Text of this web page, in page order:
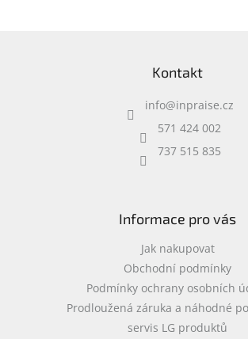
c
í
r
v
y
i
s
u
Kontakt
info@inpraise.cz
571 424 002
737 515 835
Informace pro vás
Jak nakupovat
Obchodní podmínky
Podmínky ochrany osobních
Prodloužená záruka a náhodné
servis LG produktů